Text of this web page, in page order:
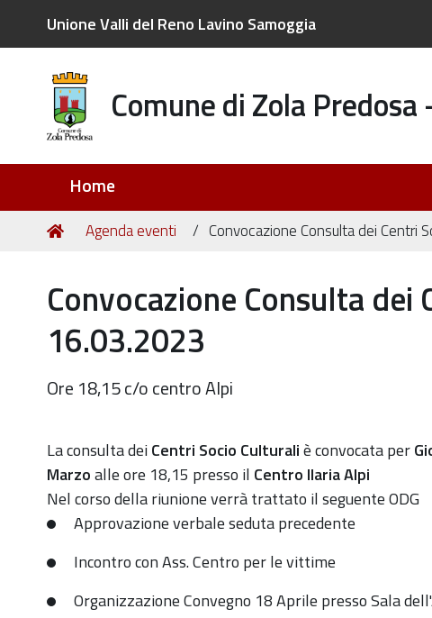
Unione Valli del Reno Lavino Samoggia
Comune di Zola
Home
Tu
Home
Agenda eventi Convocazione Consulta dei Centri
Convocazione Consulta
16.03.2023
Ore 18,15 c/o centro Alpi
https://old.comune.zolapredosa.bo.it/events/
consulta-
dei-
centri-
culturali-
per-
La consulta deiCentri Socio Culturaliè convocata per
Marzoalle ore 18,15 presso il Centro Ilaria Alpi
Nel corso della riunione verrà trattato il seguente ODG
Approvazione verbale seduta precedente
Incontro con Ass. Centro per le vittime
Organizzazione Convegno 18 Aprile presso Sala